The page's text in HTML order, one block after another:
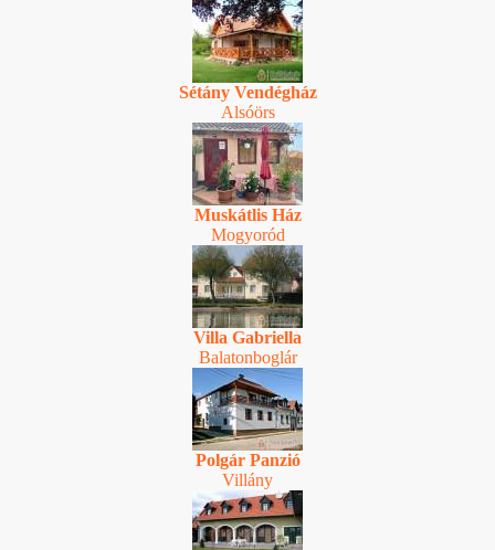
Sétány Vendégház
Alsóörs
Muskátlis Ház
Mogyoród
Villa Gabriella
Balatonboglár
Polgár Panzió
Villány